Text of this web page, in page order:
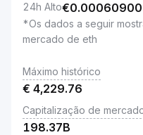
24h Alto€
*Os dados a seguir
mercado de eth
Máximo histórico
€ 4,229.76
Capitalização de
198.37B